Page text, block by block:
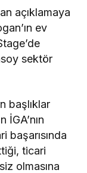
açıklamaya
ev
sektör
başlıklar
İGA’nın
başarısında
ticari
olmasına